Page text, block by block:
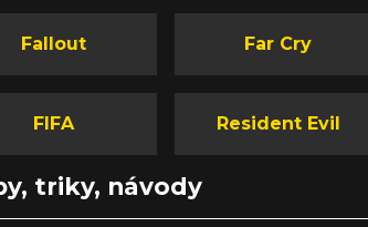
Fallout Far Cry
FIFA Resident Evil
triky, návody